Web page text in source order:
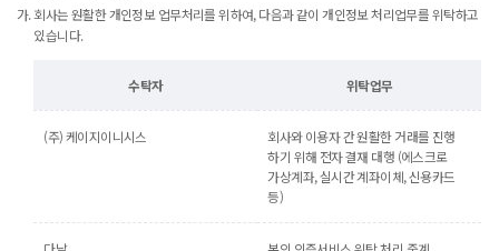
회사는 원활한 개인정보 업무처리를 위하여, 다음과 같이 개인정보 처리업무를 위탁하고
있습니다.
수탁자 위탁업무
(주) 케이지이니시스
회사와 이용자 간 원활한 거래를 진행
하기 위해 전자 결재 대행 (에스크로
가상계좌, 실시간 계좌이체, 신용카드
등)